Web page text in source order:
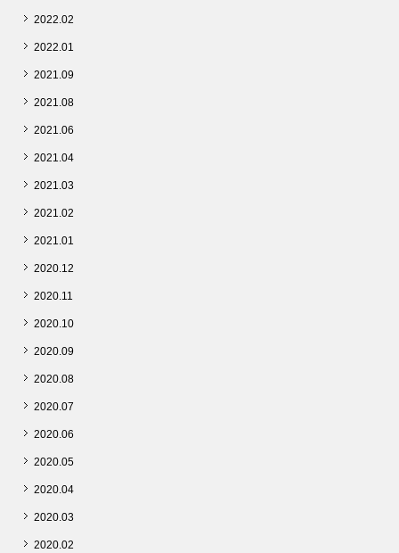
2022.02
2022.01
2021.09
2021.08
2021.06
2021.04
2021.03
2021.02
2021.01
2020.12
2020.11
2020.10
2020.09
2020.08
2020.07
2020.06
2020.05
2020.04
2020.03
2020.02